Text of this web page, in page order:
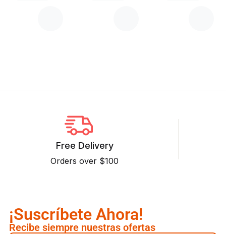
Free Delivery
Orders over $100
¡Suscríbete Ahora!
Recibe siempre nuestras ofertas